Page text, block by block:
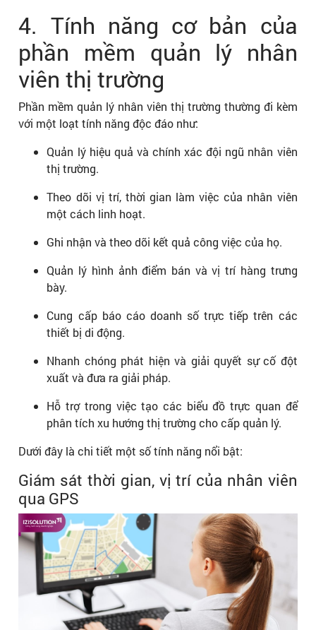
4. Tính năng cơ bản của
phần mềm quản lý nhân
viên thị trường
Phần mềm quản lý nhân viên thị trường thường đi kèm
với một loạt tính năng độc đáo như:
Quản lý hiệu quả và chính xác đội ngũ nhân viên
thị trường.
Theo dõi vị trí, thời gian làm việc của nhân viên
một cách linh hoạt.
Ghi nhận và theo dõi kết quả công việc của họ.
Quản lý hình ảnh điểm bán và vị trí hàng trưng
bày.
Cung cấp báo cáo doanh số trực tiếp trên các
thiết bị di động.
Nhanh chóng phát hiện và giải quyết sự cố đột
xuất và đưa ra giải pháp.
Hỗ trợ trong việc tạo các biểu đồ trực quan để
phân tích xu hướng thị trường cho cấp quản lý.
Dưới đây là chi tiết một số tính năng nổi bật:
Giám sát thời gian, vị trí của nhân viên
qua GPS